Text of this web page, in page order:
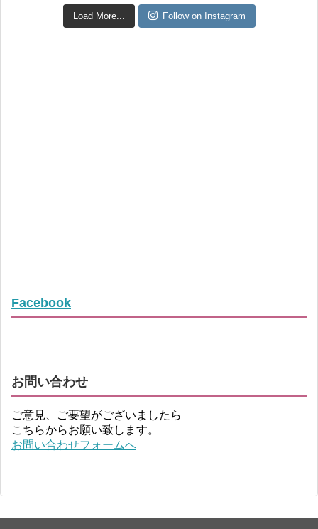
Load More... Follow on Instagram
Facebook
お問い合わせ
ご意見、ご要望がございましたら
こちらからお願い致します。
お問い合わせフォームへ